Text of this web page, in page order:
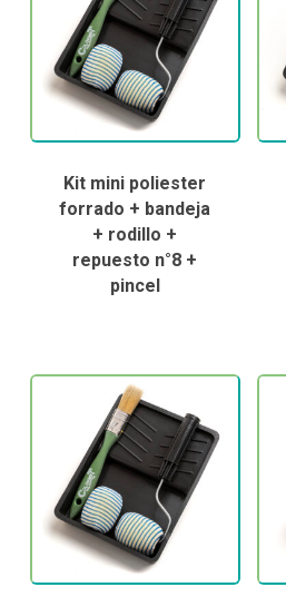
Kit mini poliester
forrado + bandeja
+ rodillo +
repuesto n°8 +
pincel